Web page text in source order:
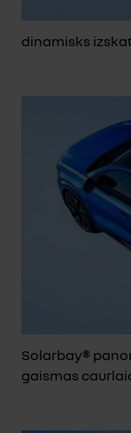
dinamisks
Solarbay®
gaismas